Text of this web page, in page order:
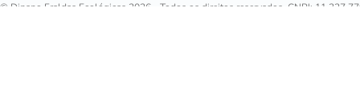
Dipano Fraldas Ecológicas 2026 - Todos os direitos reservados. CNPJ: